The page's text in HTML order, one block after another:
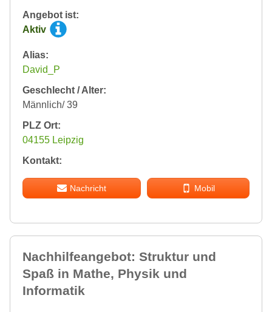
Angebot ist:
Aktiv
Alias:
David_P
Geschlecht / Alter:
Männlich/ 39
PLZ Ort:
04155 Leipzig
Kontakt:
Nachricht Mobil
Nachhilfeangebot: Struktur und
Spaß in Mathe, Physik und
Informatik